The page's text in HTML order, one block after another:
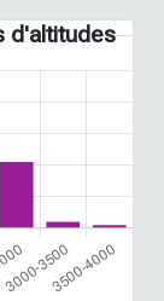
d'altitudes